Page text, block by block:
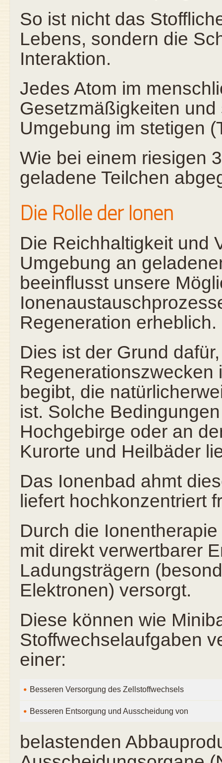
So ist nicht das
Lebens, sondern die
Interaktion.
Jedes Atom im
Gesetzmäßigkeiten
Umgebung im stetigen
Wie bei einem riesigen
geladene Teilchen
Die Rolle der Ionen
Die Reichhaltigkeit und
Umgebung an
beeinflusst unsere
Regeneration erheblich.
Dies ist der Grund
begibt, die
ist. Solche
Hochgebirge oder an
Kurorte und Heilbäder
Das Ionenbad ahmt
liefert hochkonzentriert
Durch die
mit direkt verwertbarer
Ladungsträgern
Elektronen) versorgt.
Diese können wie
Stoffwechselaufgaben
einer:
Besseren Versorgung des Zellstoffwechsels
Besseren Entsorgung und Ausscheidung von
belastenden